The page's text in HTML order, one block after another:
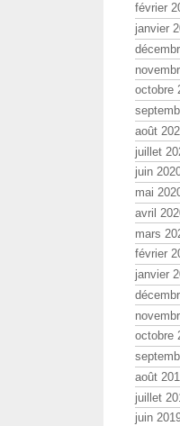
février
janvier
octobre
août
juillet
juin
mai
avril
mars
février
janvier
octobre
août
juillet
juin